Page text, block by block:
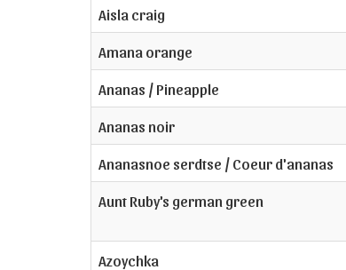
Aisla craig
Amana orange
Ananas / Pineapple
Ananas noir
Ananasnoe serdtse / Coeur d'ananas
Aunt Ruby's german green
Azoychka